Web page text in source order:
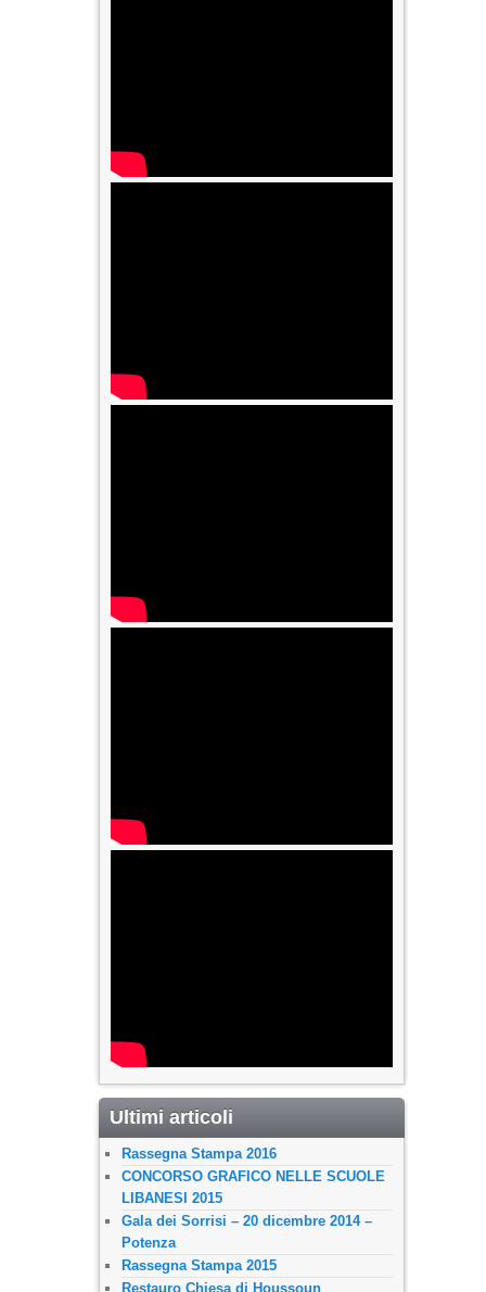
Ultimi articoli
Rassegna Stampa 2016
CONCORSO GRAFICO NELLE SCUOLE
LIBANESI 2015
Gala dei Sorrisi – 20 dicembre 2014 –
Potenza
Rassegna Stampa 2015
Restauro Chiesa di Houssoun